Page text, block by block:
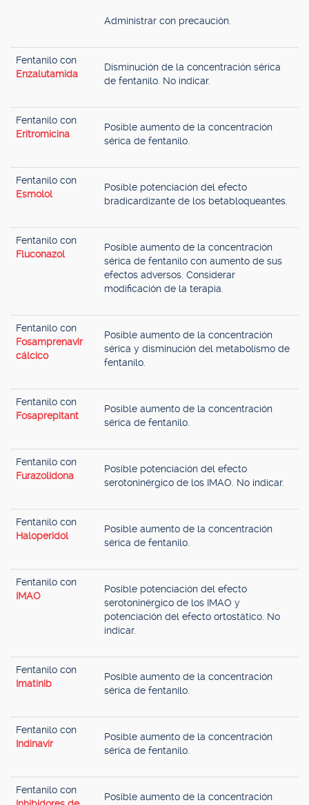
Administrar con precaución.
Fentanilo con
Enzalutamida
Disminución de la concentración sérica
de fentanilo. No indicar.
Fentanilo con
Eritromicina
Posible aumento de la concentración
sérica de fentanilo.
Fentanilo con
Esmolol
Posible potenciación del efecto
bradicardizante de los betabloqueantes.
Fentanilo con
Fluconazol
Posible aumento de la concentración
sérica de fentanilo con aumento de sus
efectos adversos. Considerar
modificación de la terapia.
Fentanilo con
Fosamprenavir
cálcico
Posible aumento de la concentración
sérica y disminución del metabolismo de
fentanilo.
Fentanilo con
Fosaprepitant
Posible aumento de la concentración
sérica de fentanilo.
Fentanilo con
Furazolidona
Posible potenciación del efecto
serotoninérgico de los IMAO. No indicar.
Fentanilo con
Haloperidol
Posible aumento de la concentración
sérica de fentanilo.
Fentanilo con
IMAO
Posible potenciación del efecto
serotoninérgico de los IMAO y
potenciación del efecto ortostático. No
indicar.
Fentanilo con
Imatinib
Posible aumento de la concentración
sérica de fentanilo.
Fentanilo con
Indinavir
Posible aumento de la concentración
sérica de fentanilo.
Fentanilo con
Posible aumento de la concentración